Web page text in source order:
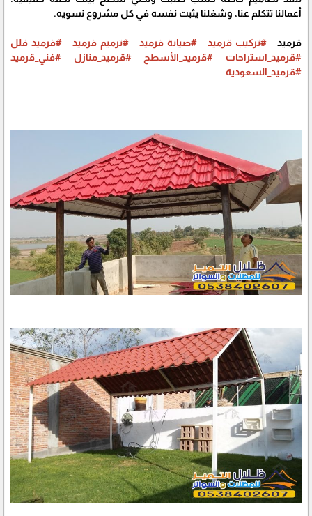
أعمالنا تتكلم عنا، وشغلنا يثبت نفسه في كل مشروع نسويه.
قرميد #تركيب_قرميد #صيانة_قرميد #ترميم_قرميد
#قرميد_فلل
#قرميد_استراحات
#قرميد_الأسطح #قرميد_منازل
#فني_قرميد
#قرميد_السعودية